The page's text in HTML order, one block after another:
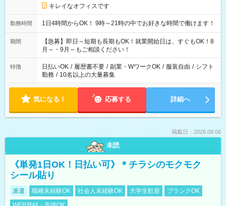
キレイなオフィスです
勤務時間 1日4時間からOK！ 9時～21時の中でお好きな時間で働けます！
期間
【急募】即日～短期も長期もOK！就業開始日は、すぐもOK！8
月～・9月～もご相談ください！
特徴 日払いOK / 履歴書不要 / 副業・WワークOK / 服装自由 / シフト
勤務 / 10名以上の大量募集
気になる！ 応募する 詳細へ
掲載日：2026.08.06
未読
《単発1日OK！日払い可》＊チラシのモクモク
シール貼り
派遣 職種未経験OK 社会人未経験OK 大学生歓迎
ブランクOK